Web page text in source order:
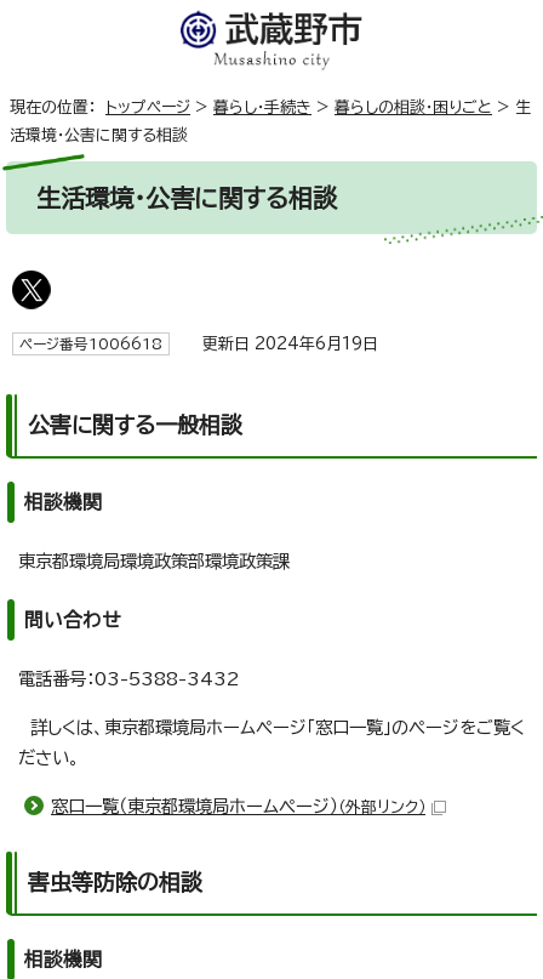
現在の位置： トップページ > 暮らし・手続き > 暮らしの相談・困りごと > 生
活環境・公害に関する相談
生活環境・公害に関する相談
ページ番号1006618 更新日 2024年6月19日
公害に関する一般相談
相談機関
東京都環境局環境政策部環境政策課
問い合わせ
電話番号：03-5388-3432
詳しくは、東京都環境局ホームページ「窓口一覧」のページをご覧く
ださい。
窓口一覧（東京都環境局ホームページ） （外部リンク）
害虫等防除の相談
相談機関